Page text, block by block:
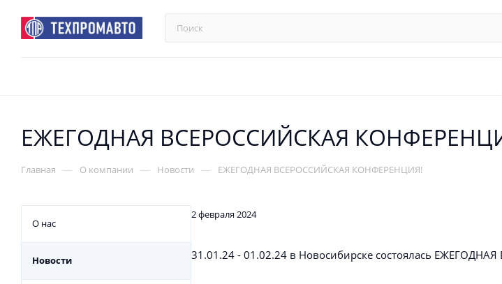
ЕЖЕГОДНАЯ ВСЕРОССИЙСКАЯ
Главная — О компании — Новости — ЕЖЕГОДНАЯ ВСЕРОССИЙСКАЯ КОНФЕРЕНЦИЯ!
2 февраля 2024
31.01.24 - 01.02.24 в Новосибирске состоялась
О нас
Новости